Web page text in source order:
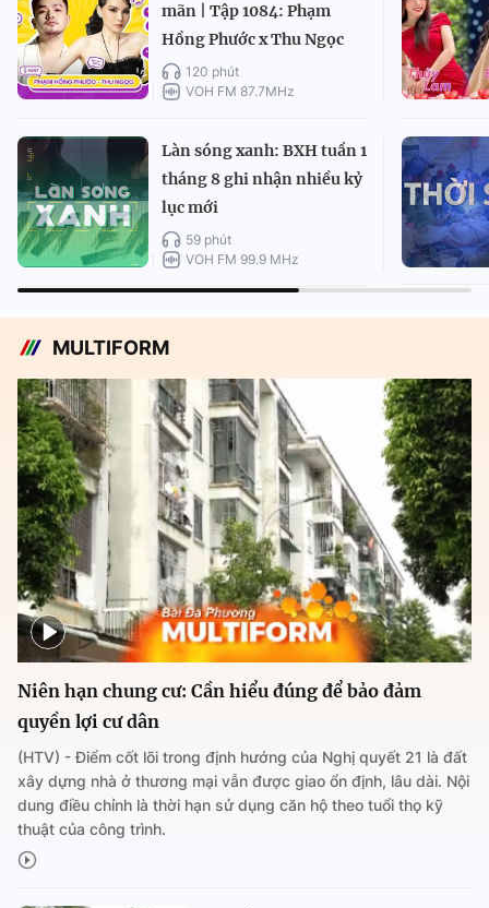
mãn | Tập 1084: Phạm
Hồng Phước x Thu Ngọc
120 phút
VOH FM 87.7MHz
Làn sóng xanh: BXH tuần 1
tháng 8 ghi nhận nhiều kỷ
lục mới
59 phút
VOH FM 99.9 MHz
MULTIFORM
Niên hạn chung cư: Cần hiểu đúng để bảo đảm
quyền lợi cư dân
(HTV) - Điểm cốt lõi trong định hướng của Nghị quyết 21 là đất
xây dựng nhà ở thương mại vẫn được giao ổn định, lâu dài. Nội
dung điều chỉnh là thời hạn sử dụng căn hộ theo tuổi thọ kỹ
thuật của công trình.